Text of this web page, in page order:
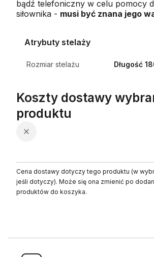
bądź telefoniczny w celu pomocy
siłownika - musi być znana jego
Atrybuty stelaży
Rozmiar stelażu Długość
Koszty dostawy
produktu
Cena dostawy dotyczy tego produktu (w
jeśli dotyczy). Może się ona zmienić po
produktów do koszyka.